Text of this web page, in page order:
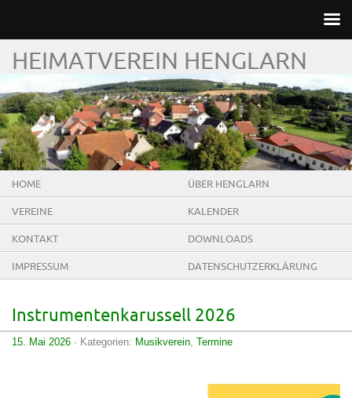
HEIMATVEREIN HENGLARN
HOME ÜBER HENGLARN
VEREINE KALENDER
KONTAKT DOWNLOADS
IMPRESSUM DATENSCHUTZERKLÄRUNG
Instrumentenkarussell 2026
15. Mai 2026 · Kategorien: Musikverein Termine